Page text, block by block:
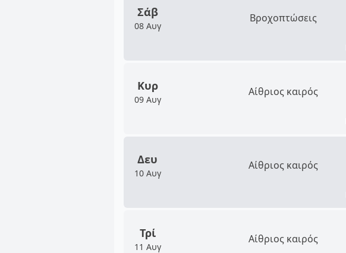
Σάβ
08 Αυγ
Βροχοπτώσεις
Κυρ
09 Αυγ
Αίθριος καιρός
Δευ
10 Αυγ
Αίθριος καιρός
Τρί
11 Αυγ
Αίθριος καιρός